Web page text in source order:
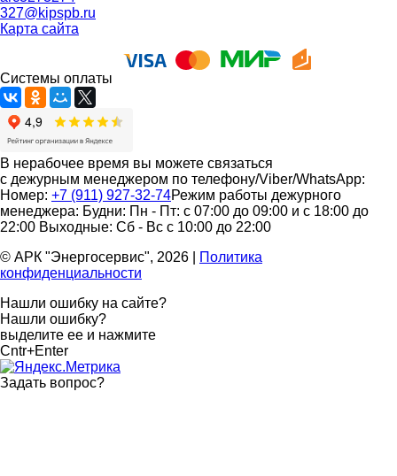
327@kipspb.ru
Карта сайта
Системы оплаты
В нерабочее время вы можете связаться
с дежурным менеджером по телефону/Viber/WhatsApp:
Номер: +7 (911) 927-32-74Режим работы дежурного
менеджера: Будни: Пн - Пт: с 07:00 до 09:00 и с 18:00 до
22:00 Выходные: Сб - Вс с 10:00 до 22:00
© АРК "Энергосервис", 2026
Политика
конфиденциальности
Нашли ошибку на сайте?
Нашли ошибку?
выделите ее и нажмите
Cntr+Enter
Задать вопрос?